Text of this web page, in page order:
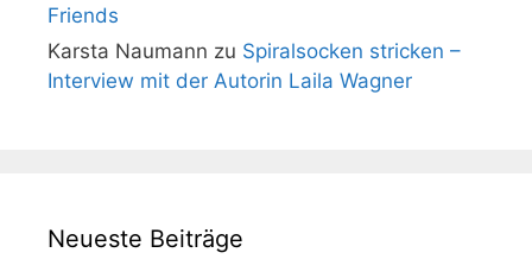
Friends
Karsta Naumann zu Spiralsocken stricken –
Interview mit der Autorin Laila Wagner
Neueste Beiträge